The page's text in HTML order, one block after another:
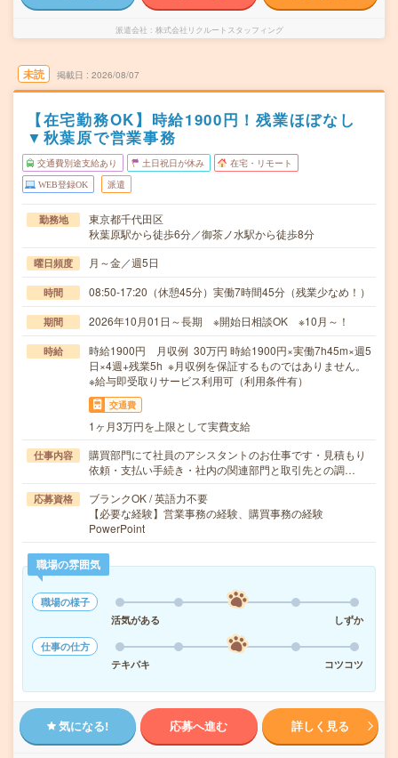
派遣会社 株式会社リクルートスタッフィング
未読 掲載日 2026/08/07
【在宅勤務OK】時給1900円！残業ほぼなし
▼秋葉原で営業事務
交通費別途支給あり 土日祝日が休み 在宅・リモート
WEB登録OK 派遣
勤務地
東京都千代田区
秋葉原駅から徒歩6分／御茶ノ水駅から徒歩8分
曜日頻度 月～金／週5日
時間 08:50-17:20（休憩45分）実働7時間45分（残業少なめ！）
期間 2026年10月01日～長期 ※開始日相談OK ※10月～！
時給
時給1900円 月収例 30万円 時給1900円×実働7h45m×週5
日×4週+残業5h ※月収例を保証するものではありません。
※給与即受取りサービス利用可（利用条件有）
交通費
1ヶ月3万円を上限として実費支給
仕事内容
購買部門にて社員のアシスタントのお仕事です・見積もり
依頼・支払い手続き・社内の関連部門と取引先との調…
応募資格
ブランクOK / 英語力不要
【必要な経験】営業事務の経験、購買事務の経験
PowerPoint
職場の雰囲気
職場の様子
活気がある
しずか
仕事の仕方
テキパキ
コツコツ
気になる! 応募へ進む 詳しく見る